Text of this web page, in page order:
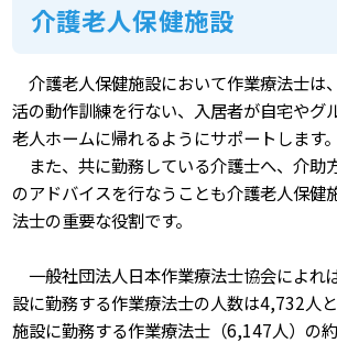
介護老人保健施設
介護老人保健施設において作業療法士は
活の動作訓練を行ない、入居者が自宅やグ
老人ホームに帰れるようにサポートします。
また、共に勤務している介護士へ、介助
のアドバイスを行なうことも介護老人保健
法士の重要な役割です。
一般社団法人日本作業療法士協会によれ
設に勤務する作業療法士の人数は4,732人
施設に勤務する作業療法士（6,147人）の